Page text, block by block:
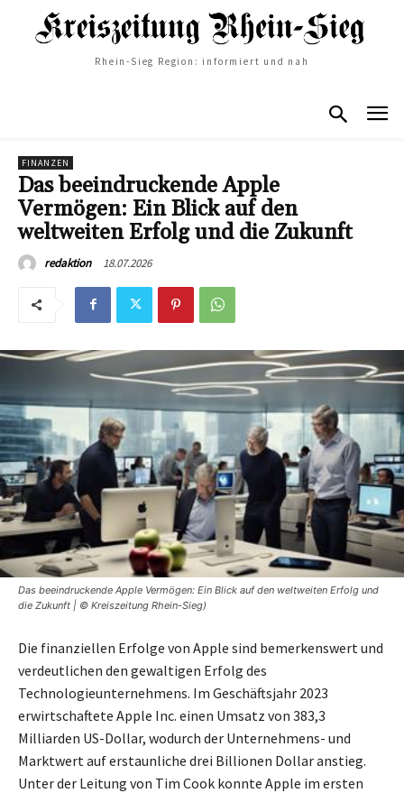
Rhein-Sieg Region: informiert und nah
FINANZEN
Das beeindruckende Apple
Vermögen: Ein Blick auf den
weltweiten Erfolg und die Zukunft
redaktion 18.07.2026
Das beeindruckende Apple Vermögen: Ein Blick auf den weltweiten Erfolg und
die Zukunft | © Kreiszeitung Rhein-Sieg)
Die finanziellen Erfolge von Apple sind bemerkenswert und
verdeutlichen den gewaltigen Erfolg des
Technologieunternehmens. Im Geschäftsjahr 2023
erwirtschaftete Apple Inc. einen Umsatz von 383,3
Milliarden US-Dollar, wodurch der Unternehmens- und
Marktwert auf erstaunliche drei Billionen Dollar anstieg.
Unter der Leitung von Tim Cook konnte Apple im ersten